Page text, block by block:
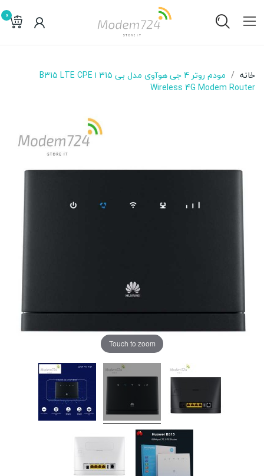
0
خانه
مودم روتر 4 جی هوآوی مدل بی 315 ا B315 LTE CPE
Wireless 4G Modem Router
Touch to zoom